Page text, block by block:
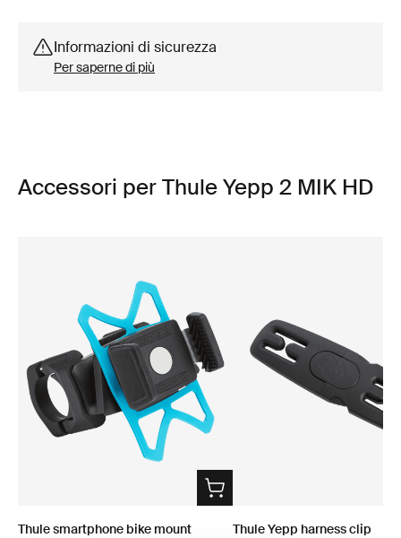
Informazioni di sicurezza
Per saperne di più
Accessori per Thule Yepp 2 MIK HD
Thule smartphone bike mount
Thule Yepp harness clip